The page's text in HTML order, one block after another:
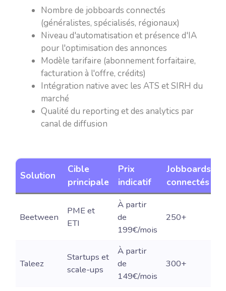
Nombre de jobboards connectés
(généralistes, spécialisés, régionaux)
Niveau d'automatisation et présence d'IA
pour l'optimisation des annonces
Modèle tarifaire (abonnement forfaitaire,
facturation à l'offre, crédits)
Intégration native avec les ATS et SIRH du
marché
Qualité du reporting et des analytics par
canal de diffusion
Solution
Cible
principale
Prix
indicatif
Jobboards
connectés
Beetween
PME et
ETI
À partir
de
199€/mois
250+
Taleez
Startups et
scale-ups
À partir
de
149€/mois
300+